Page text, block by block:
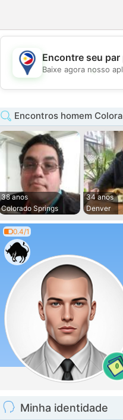
Encontre seu
Baixe agora nosso
Encontros homem
38 anos
Colorado Springs
34 anos
Denver
0.4/1
0
Minha identidade